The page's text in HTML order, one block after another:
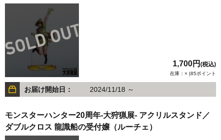
1,700円 (税込)
在庫：× |85ポイント
お届け開始日： 2024/11/18 ～
モンスターハンター20周年-大狩猟展- アクリルスタンド／
ダブルクロス 龍識船の受付嬢（ルーチェ）